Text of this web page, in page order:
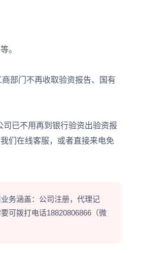
。
部门不再收取验资报告、国有
已不用再到银行验资出验资报
们在线客服，或者直接来电免
务涵盖：公司注册，代理记
可拨打电话18820806866（微